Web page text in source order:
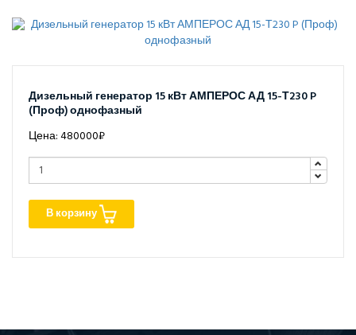
Дизельный генератор 15 кВт АМПЕРОС АД 15-Т230 P
(Проф) однофазный
Цена: 480000₽
В корзину